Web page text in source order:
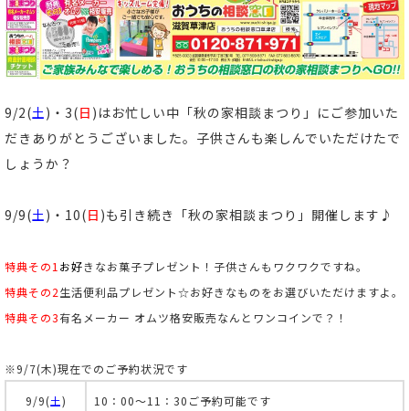
9/2(土 )・3(日 )はお忙しい中「秋の家相談まつり」にご参加いた
だきありがとうございました。子供さんも楽しんでいただけたで
しょうか？
9/9(土 )・10(日 )も引き続き「秋の家相談まつり」開催します♪
特典その1 お好きなお菓子プレゼント！子供さんもワクワクですね。
特典その2生活便利品プレゼント☆お好きなものをお選びいただけますよ。
特典その3有名メーカー オムツ格安販売なんとワンコインで？！
※9/7(木)現在でのご予約状況です
9/9(土) 10：00～11：30ご予約可能です